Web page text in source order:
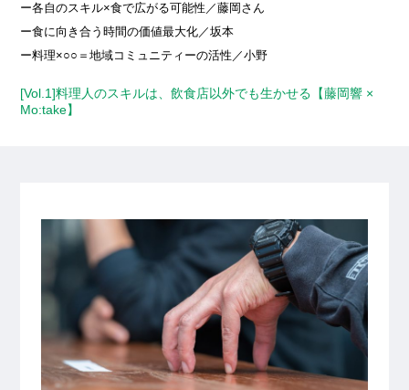
ー各自のスキル×食で広がる可能性／藤岡さん
ー食に向き合う時間の価値最大化／坂本
ー料理×○○＝地域コミュニティーの活性／小野
[Vol.1]料理人のスキルは、飲食店以外でも生かせる【藤岡響 ×
Mo:take】